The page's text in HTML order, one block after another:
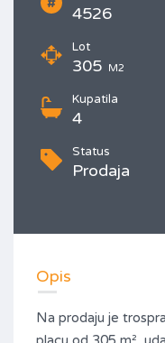
4526
Lot
305 M2
Kupatila
4
Status
Prodaja
Opis
Na prodaju je